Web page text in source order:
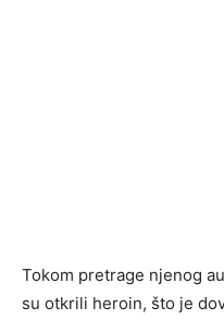
Tokom pretrage njenog
su otkrili heroin, što je